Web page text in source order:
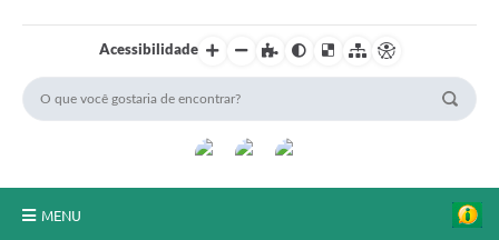
Acessibilidade
MENU